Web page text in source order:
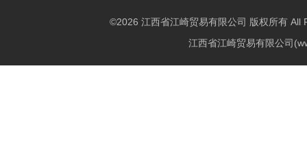
©2026 江西省江崎贸易有限公司 版权所有 All
江西省江崎贸易有限公司